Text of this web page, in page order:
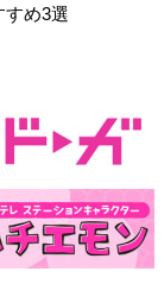
すめ3選